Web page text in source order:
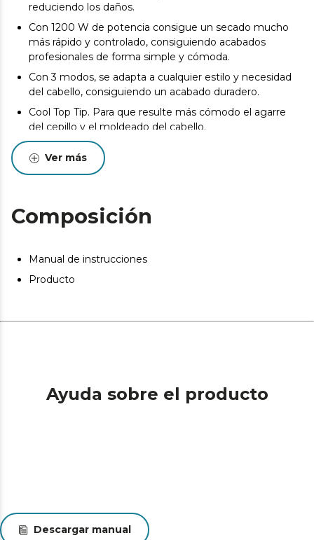
reduciendo los daños.
Con 1200 W de potencia consigue un secado mucho
más rápido y controlado, consiguiendo acabados
profesionales de forma simple y cómoda.
Con 3 modos, se adapta a cualquier estilo y necesidad
del cabello, consiguiendo un acabado duradero.
Cool Top Tip. Para que resulte más cómodo el agarre
del cepillo y el moldeado del cabello.
Cooling Function. Función de aire frío para fijar el
peinado y cerrar las cutículas, mejorando el resultado y
alargando el peinado durante más tiempo.
todo tipo de cabellos, y sin importar el largo.
Dispone de un sistema de protección contra
Hanging-up Loop. Dispone de un colgador en el cable
con el fin de guardarlo en zonas más accesibles.
Ver más
Composición
Manual de instrucciones
Producto
Ayuda sobre el producto
Descargar manual